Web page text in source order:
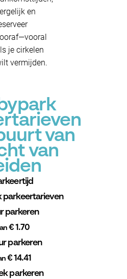
en
je cirkelen
vermijden.
van
van
parkeertarieven
parkeren
€ 1.70
parkeren
€ 14.41
parkeren